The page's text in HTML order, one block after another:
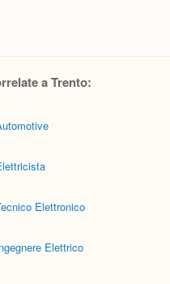
a Trento:
Elettronico
Elettrico